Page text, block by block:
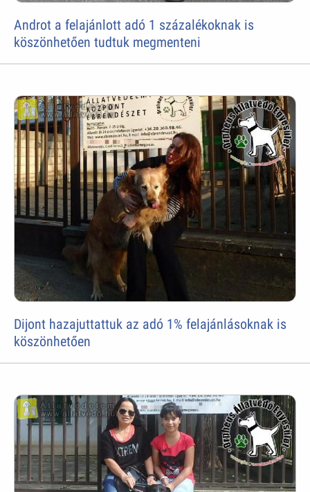
Androt a felajánlott adó 1 százalékoknak is
köszönhetően tudtuk megmenteni
Dijont hazajuttattuk az adó 1% felajánlásoknak is
köszönhetően